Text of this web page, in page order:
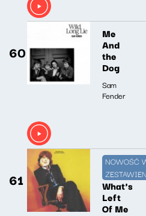
60
Me
And
the
Dog
Sam
Fender
61
NOWOŚĆ
What's
Left
Of Me